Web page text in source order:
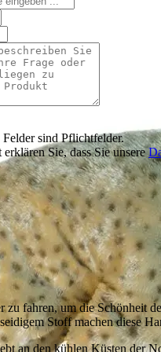
sind Pflichtfelder.
Sie, dass Sie unsere
zu fahren, um die Schönheit
Stoff machen diese
an den kühlen Küsten der